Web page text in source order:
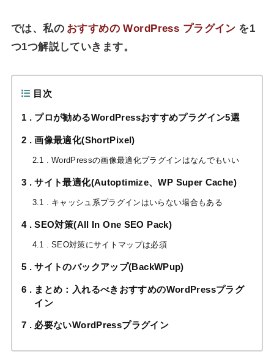
では、私の おすすめの WordPress プラグイン を1
つ1つ解説していきます。
目次
1 プロが勧めるWordPressおすすめプラグイン5選
2 画像最適化(ShortPixel)
2.1 WordPressの画像最適化プラグインはなんでもいい
3 サイト最適化(Autoptimize、WP Super Cache)
3.1 キャッシュ系プラグインはいらない場合もある
4 SEO対策(All In One SEO Pack)
4.1 SEO対策にサイトマップは必須
5 サイトのバックアップ(BackWPup)
6
まとめ：入れるべきおすすめのWordPressプラグ
イン
7 必要ないWordPressプラグイン